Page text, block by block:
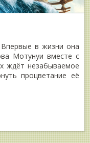
в жизни она
Мотунуи вместе с
ждёт незабываемое
процветание её